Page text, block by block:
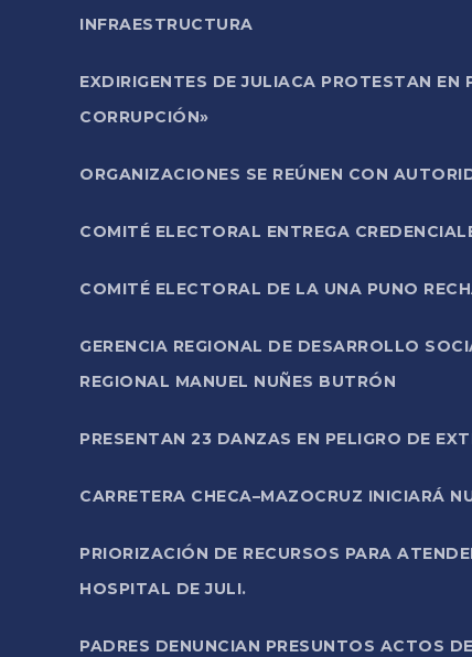
INFRAESTRUCTURA
EXDIRIGENTES DE JULIACA PROTESTAN
CORRUPCIÓN»
ORGANIZACIONES SE REÚNEN CON
COMITÉ ELECTORAL ENTREGA
COMITÉ ELECTORAL DE LA UNA PUNO
GERENCIA REGIONAL DE DESARROLLO
REGIONAL MANUEL NUÑES BUTRÓN
PRESENTAN 23 DANZAS EN PELIGRO DE
CARRETERA CHECA–MAZOCRUZ INICIARÁ
PRIORIZACIÓN DE RECURSOS PARA
HOSPITAL DE JULI.
PADRES DENUNCIAN PRESUNTOS ACTOS